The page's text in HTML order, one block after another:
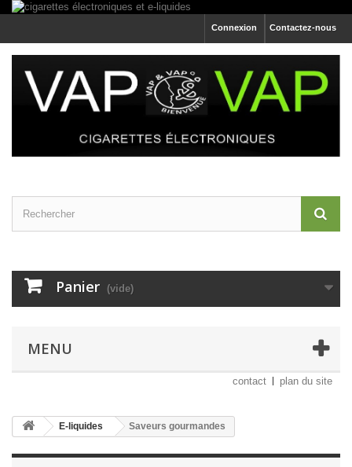
Contactez-nous
Connexion
Panier (vide)
MENU
contact plan du site
E-liquides Saveurs gourmandes